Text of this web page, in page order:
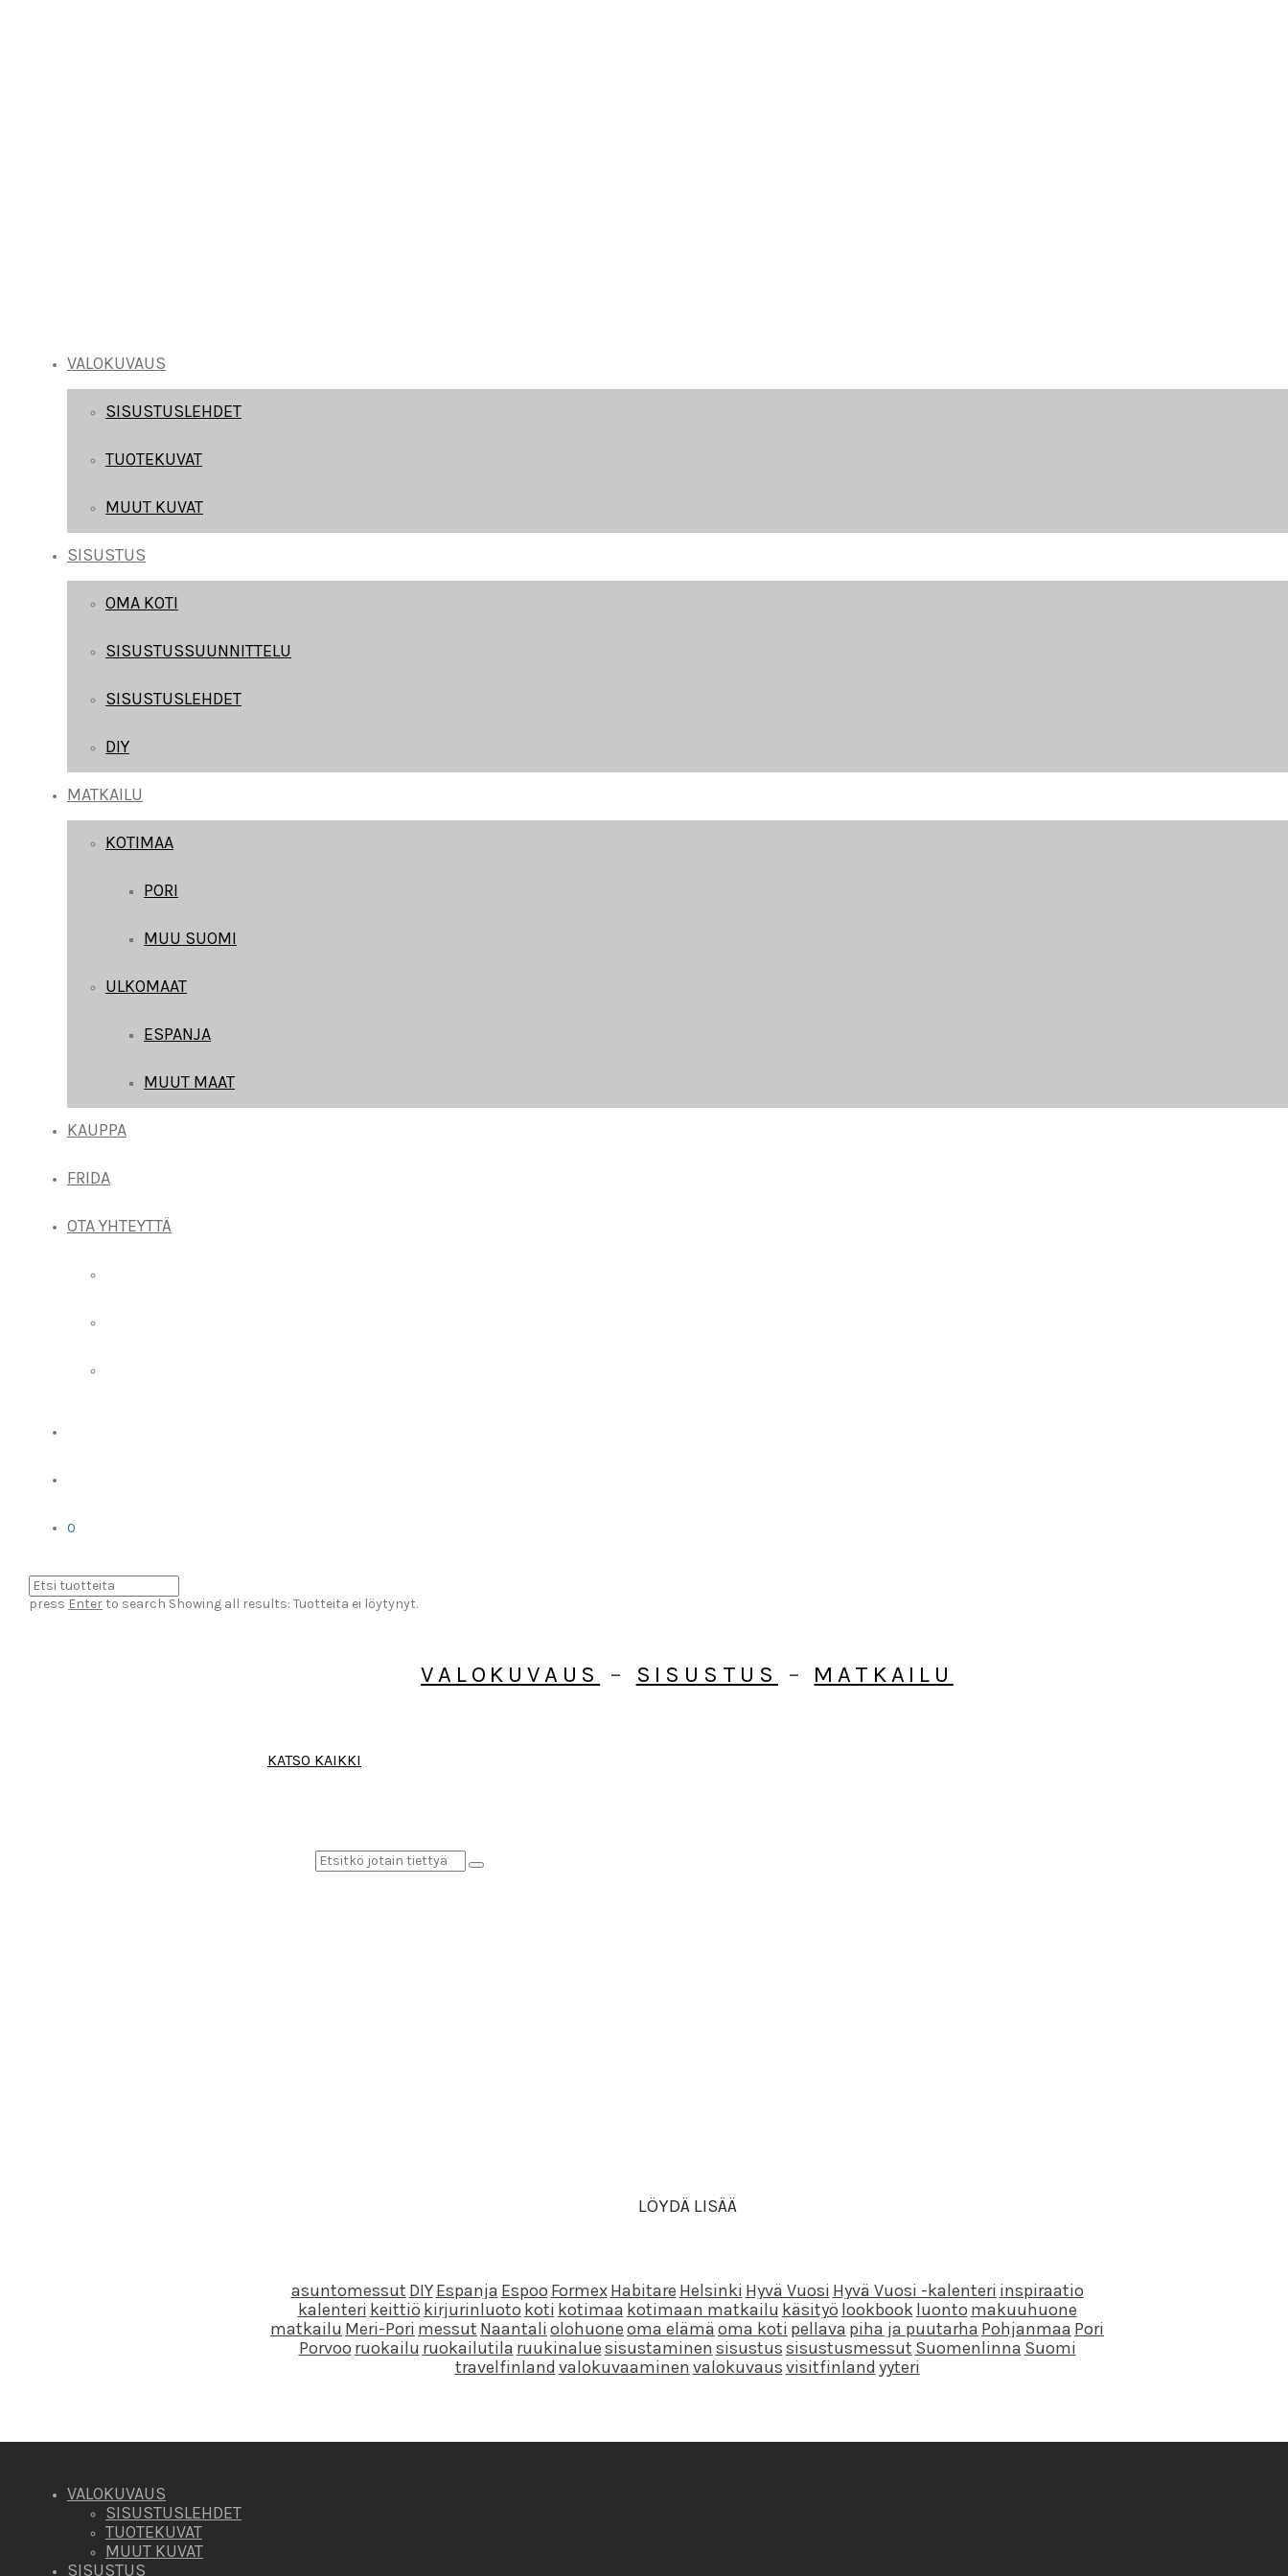
VALOKUVAUS
SISUSTUSLEHDET
TUOTEKUVAT
MUUT KUVAT
SISUSTUS
OMA KOTI
SISUSTUSSUUNNITTELU
SISUSTUSLEHDET
DIY
MATKAILU
KOTIMAA
PORI
MUU SUOMI
ULKOMAAT
ESPANJA
MUUT MAAT
KAUPPA
FRIDA
OTA YHTEYTTÄ
0
press Enterto search Showing all results: Tuotteita ei löytynyt.
VALOKUVAUS – SISUSTUS – MATKAILU
KATSO KAIKKI
LÖYDÄ LISÄÄ
asuntomessut DIY Espanja Espoo Formex Habitare Helsinki Hyvä Vuosi Hyvä Vuosi -kalenteri inspiraatio
kalenteri keittiö kirjurinluoto koti kotimaa kotimaan matkailu käsityö lookbook luonto makuuhuone
matkailu Meri-Pori messut Naantaliolohuoneoma elämäoma koti pellava piha ja puutarha Pohjanmaa Pori
Porvoo ruokailu ruokailutila ruukinaluesisustaminensisustussisustusmessut Suomenlinna Suomi
travelfinlandvalokuvaaminenvalokuvausvisitfinlandyyteri
VALOKUVAUS
SISUSTUSLEHDET
TUOTEKUVAT
MUUT KUVAT
SISUSTUS